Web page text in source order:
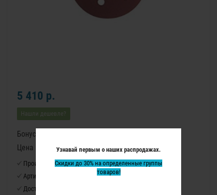
Узнавай первым о наших распродажах.
Скидки до 30% на определенные группы
товаров!
5 410 р.
Нашли дешевле?
Бонусные баллы: 68
Цена в бонусных баллах: 4530
Производитель: Virutex
Артикул:
Доступность: